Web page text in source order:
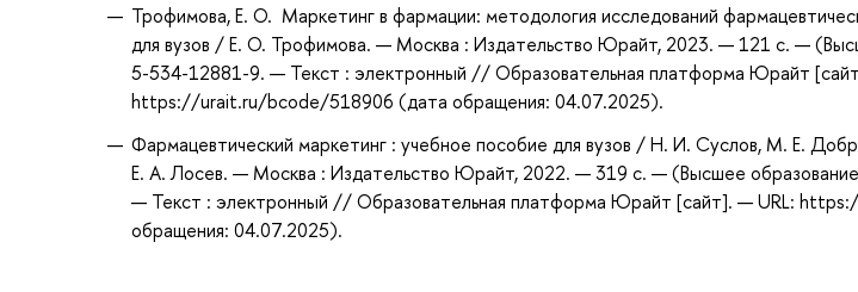
Трофимова, Е. О. Маркетинг в фармации: методология исследований
для вузов / Е. О. Трофимова. — Москва : Издательство Юрайт, 2023. — 121 с. —
5-534-12881-9. — Текст : электронный // Образовательная платформа Юрайт
https://urait.ru/bcode/518906 (дата обращения: 04.07.2025).
Фармацевтический маркетинг : учебное пособие для вузов / Н. И. Суслов, М. Е.
Е. А. Лосев. — Москва : Издательство Юрайт, 2022. — 319 с. — (Высшее
— Текст : электронный // Образовательная платформа Юрайт [сайт]. — URL:
обращения: 04.07.2025).